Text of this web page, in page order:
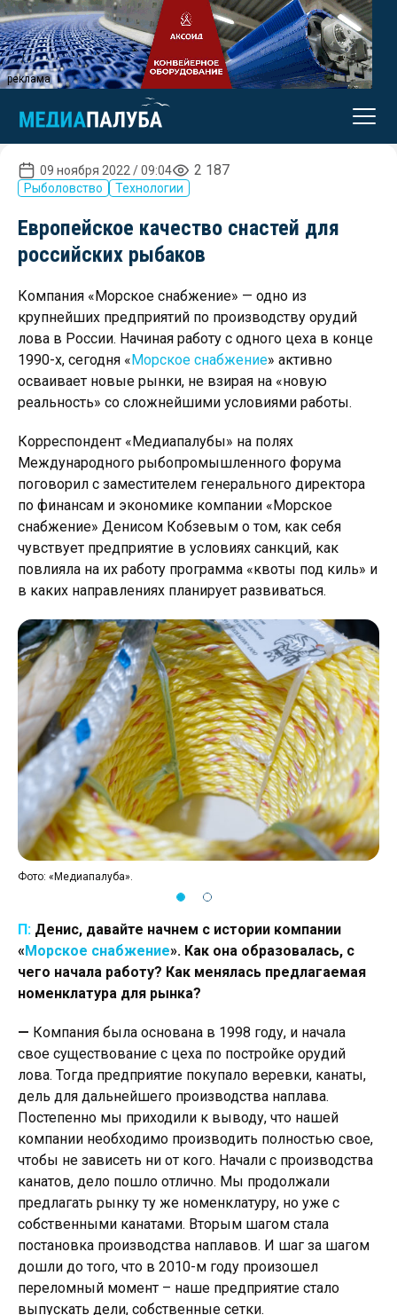
реклама
09 ноября 2022 / 09:04 2 187
Рыболовство Технологии
Европейское качество снастей для
российских рыбаков
Компания «Морское снабжение» — одно из
крупнейших предприятий по производству орудий
лова в России. Начиная работу с одного цеха в конце
1990-х, сегодня «Морское снабжение» активно
осваивает новые рынки, не взирая на «новую
реальность» со сложнейшими условиями работы.
Корреспондент «Медиапалубы» на полях
Международного рыбопромышленного форума
поговорил с заместителем генерального директора
по финансам и экономике компании «Морское
снабжение» Денисом Кобзевым о том, как себя
чувствует предприятие в условиях санкций, как
повлияла на их работу программа «квоты под киль» и
в каких направлениях планирует развиваться.
Фото: «Медиапалуба».
П: Денис, давайте начнем с истории компании
«Морское снабжение». Как она образовалась, с
чего начала работу? Как менялась предлагаемая
номенклатура для рынка?
— Компания была основана в 1998 году, и начала
свое существование с цеха по постройке орудий
лова. Тогда предприятие покупало веревки, канаты,
дель для дальнейшего производства наплава.
Постепенно мы приходили к выводу, что нашей
компании необходимо производить полностью свое,
чтобы не зависеть ни от кого. Начали с производства
канатов, дело пошло отлично. Мы продолжали
предлагать рынку ту же номенклатуру, но уже с
собственными канатами. Вторым шагом стала
постановка производства наплавов. И шаг за шагом
дошли до того, что в 2010-м году произошел
переломный момент – наше предприятие стало
выпускать дели, собственные сетки.